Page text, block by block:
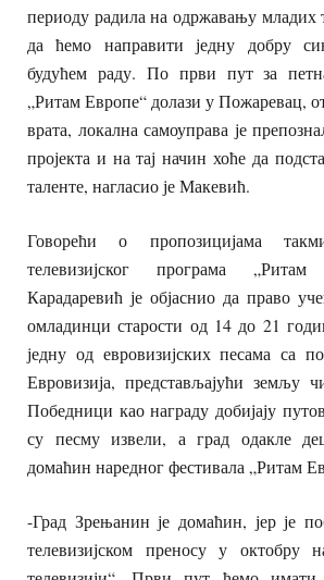
периоду радила на одржавању младих
да ћемо направити једну добру
будућем раду. По први пут за
„Ритам Европе“ долази у Пожаревац,
врата, локална самоуправа је
пројекта и на тај начин хоће да
таленте, нагласио је Макевић.
Говорећи о пропозицијама
телевизијског програма
Карадаревић је објаснио да право
омладинци старости од 14 до 21
једну од евровизијских песама са
Евровизија, представљајући земљу
Победници као награду добијају
су песму извели, а град одакле
домаћин наредног фестивала „Ритам
-Град Зрењанин је домаћин, јер је
телевизијском преносу у октобру